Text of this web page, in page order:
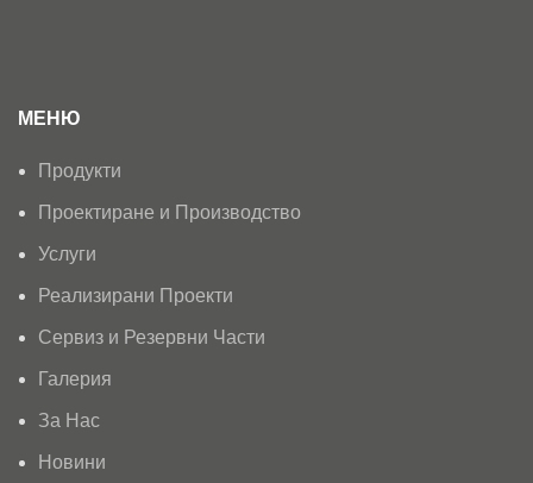
МЕНЮ
Продукти
Проектиране и Производство
Услуги
Реализирани Проекти
Сервиз и Резервни Части
Галерия
За Нас
Новини